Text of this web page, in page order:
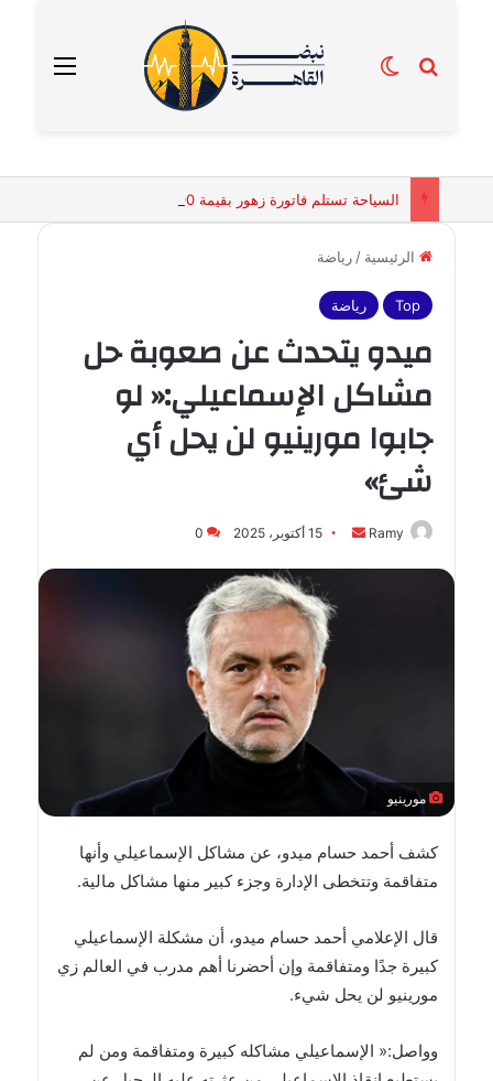
القائمة بحث عنالوضع المظلم
الرئيسية / رياضة
Top رياضة
ميدو يتحدث عن صعوبة حل
مشاكل الإسماعيلي:« لو
جابوا مورينيو لن يحل أي
شئ»
Ramy
أرسل
إلكترونيا
15 أكتوبر، 2025 0
مورينيو
كشف أحمد حسام ميدو، عن مشاكل الإسماعيلي وأنها
متفاقمة وتتخطى الإدارة وجزء كبير منها مشاكل مالية.
قال الإعلامي أحمد حسام ميدو، أن مشكلة الإسماعيلي
كبيرة جدًا ومتفاقمة وإن أحضرنا أهم مدرب في العالم زي
مورينيو لن يحل شيء.
وواصل:« الإسماعيلي مشاكله كبيرة ومتفاقمة ومن لم